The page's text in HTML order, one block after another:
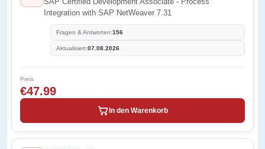
Integration with SAP NetWeaver 7.31
Fragen & Antworten:156
Aktualisiert:07.08.2026
Preis
€47.99
In den Warenkorb